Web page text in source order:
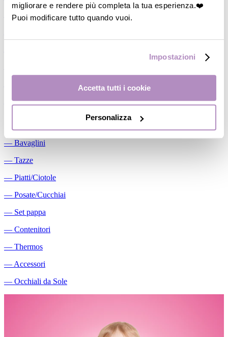
migliorare e rendere più completa la tua esperienza.❤️
Puoi modificare tutto quando vuoi.
Impostazioni
Accetta tutti i cookie
Personalizza
―Succhietti
Conservalatte Materno
―Massaggiagengive
― Bavaglini
― Tazze
― Piatti/Ciotole
― Posate/Cucchiai
― Set pappa
― Contenitori
― Thermos
― Accessori
― Occhiali da Sole